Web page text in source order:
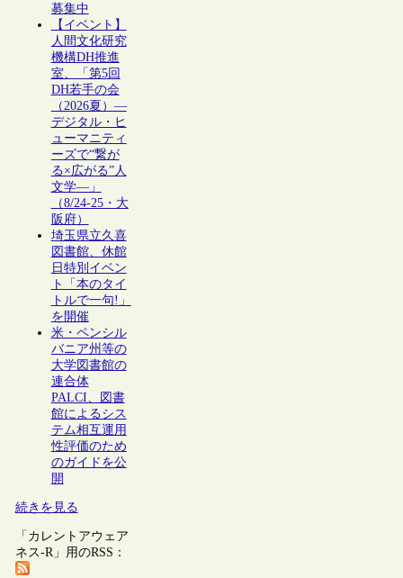
募集中
【イベント】
人間文化研究
機構DH推進
室、「第5回
DH若手の会
（2026夏）―
デジタル・ヒ
ューマニティ
ーズで“繋が
る×広がる”人
文学―」
（8/24-25・大
阪府）
埼玉県立久喜
図書館、休館
日特別イベン
ト「本のタイ
トルで一句!」
を開催
米・ペンシル
バニア州等の
大学図書館の
連合体
PALCI、図書
館によるシス
テム相互運用
性評価のため
のガイドを公
開
続きを見る
「カレントアウェア
ネス-R」用のRSS：